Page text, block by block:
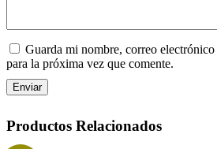
Guarda mi nombre, correo
para la próxima vez que comente.
Productos Relacionados